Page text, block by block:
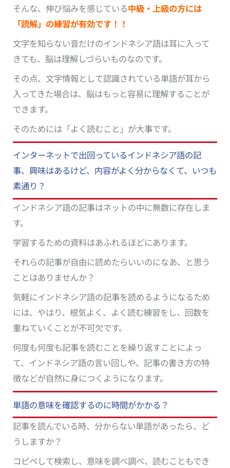
そんな、伸び悩みを感じている中級・上級の方には
「読解」の練習が有効です！！
文字を知らない音だけのインドネシア語は耳に入って
きても、脳は理解しづらいものなのです。
その点、文字情報として認識されている単語が耳から
入ってきた場合は、脳はもっと容易に理解することが
できます。
そのためには「よく読むこと」が大事です。
インターネットで出回っているインドネシア語の記
事、興味はあるけど、内容がよく分からなくて、いつも
素通り？
インドネシア語の記事はネットの中に無数に存在しま
す。
学習するための資料はあふれるほどにあります。
それらの記事が自由に読めたらいいのになあ、と思う
ことはありませんか？
気軽にインドネシア語の記事を読めるようになるため
には、やはり、根気よく、よく読む練習をし、回数を
重ねていくことが不可欠です。
何度も何度も記事を読むことを繰り返すことによっ
て、インドネシア語の言い回しや、記事の書き方の特
徴などが自然に身につくようになります。
単語の意味を確認するのに時間がかかる？
記事を読んでいる時、分からない単語があったら、ど
うしますか？
コピペして検索し、意味を調べ調べ、読むこともでき